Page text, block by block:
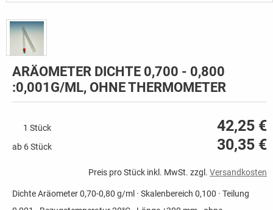
ARÄOMETER DICHTE 0,700 - 0,800
:0,001G/ML, OHNE THERMOMETER
1 Stück 42,25 €
ab 6 Stück 30,35 €
Preis pro Stück inkl. MwSt. zzgl. Versandkosten
Dichte Aräometer 0,70-0,80 g/ml · Skalenbereich 0,100 · Teilung